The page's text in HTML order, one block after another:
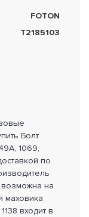
FOTON
T2185103
Болт
1069,
по
возможна на
маховика
входит в